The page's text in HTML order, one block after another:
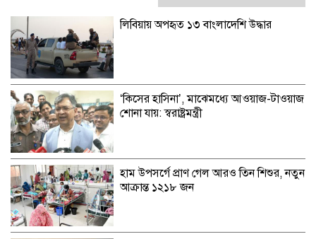
লিবিয়ায় অপহৃত ১৩ বাংলাদেশি উদ্ধার
‘কিসের হাসিনা’, মাঝেমধ্যে আওয়াজ-টাওয়াজ
শোনা যায়: স্বরাষ্ট্রমন্ত্রী
হাম উপসর্গে প্রাণ গেল আরও তিন শিশুর, নতুন
আক্রান্ত ১২১৮ জন